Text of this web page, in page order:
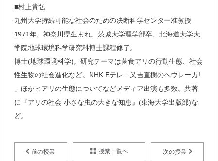
■村上貴弘
九州大学持続可能な社会のための決断科学センター准教授
1971年、神奈川県生まれ。茨城大学理学部卒、北海道大学大
学院地球環境科学研究科博士課程修了。
博士(地球環境科学)。研究テーマは菌食アリの行動生態、社会
性生物の社会進化など。NHK Eテレ「又吉直樹のヘウレーカ!
」ほかヒアリの生態についてなどメディア出演も多数。共著
に『アリの社会 小さな虫の大きな知恵』(東海大学出版部)な
ど。
前の授業 授業一覧へ 次の授業